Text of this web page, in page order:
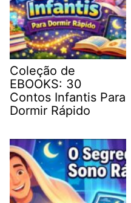
Coleção de
EBOOKS: 30
Contos Infantis Para
Dormir Rápido